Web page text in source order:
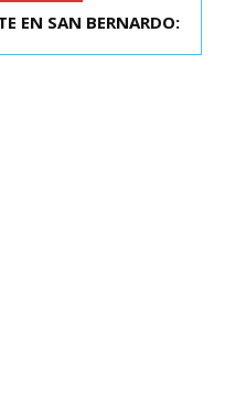
LA
EN SAN BERNARDO: